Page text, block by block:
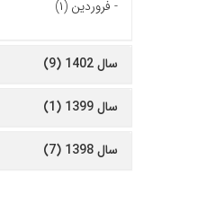
- فروردین (۱)
سال 1402 (9)
سال 1399 (1)
سال 1398 (7)